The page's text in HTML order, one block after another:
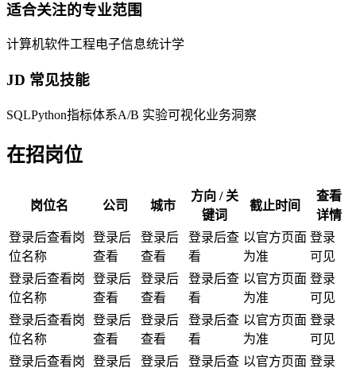
适合关注的专业范围
计算机软件工程电子信息统计学
JD 常见技能
SQLPython指标体系A/B 实验可视化业务洞察
在招岗位
岗位名 公司 城市
方向 / 关
键词
截止时间
查看
详情
登录后查看岗
位名称
登录后
查看
登录后
查看
登录后查
看
以官方页面
为准
登录
可见
登录后查看岗
位名称
登录后
查看
登录后
查看
登录后查
看
以官方页面
为准
登录
可见
登录后查看岗
位名称
登录后
查看
登录后
查看
登录后查
看
以官方页面
为准
登录
可见
登录后查看岗
登录后
登录后
登录后查 以官方页面 登录